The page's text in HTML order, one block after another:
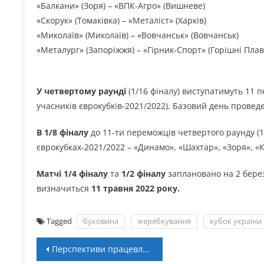
«Балкани» (Зоря) – «ВПК-Агро» (Вишневе)
«Скорук» (Томаківка) – «Металіст» (Харків)
«Миколаїв» (Миколаїв) – «Вовчанськ» (Вовчанськ)
«Металург» (Запоріжжя) – «Гірник-Спорт» (Горішні
У четвертому раунді (1/16 фіналу) виступатимуть 11
учасників єврокубків-2021/2022). Базовий день
В 1/8 фіналу до 11-ти переможців четвертого раунду
єврокубках-2021/2022 – «Динамо», «Шахтар», «Зоря»,
Матчі 1/4 фіналу та 1/2 фіналу заплановано на 2
визначиться 11 травня 2022 року.
Tagged буковина жеребкування кубок україни
Навігація
Перспективи працевлаштування у сфері спортивної медицини